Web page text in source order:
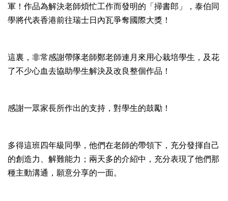
軍！作品為解決老師煩忙工作而發明的「掃書郎」，泰伯同
學將代表香港前往瑞士日內瓦爭奪國際大獎！
這裏，非常感謝帶隊老師鄭老師連月來用心栽培學生，及花
了不少心血去協助學生解決及改良整個作品！
感謝一眾家長所作出的支持，對學生的鼓勵！
多得這班四年級同學，他們在老師的帶領下，充分發揮自己
的創造力、解難能力；兩天多的介紹中，充分表現了他們那
種主動溝通，願意分享的一面。